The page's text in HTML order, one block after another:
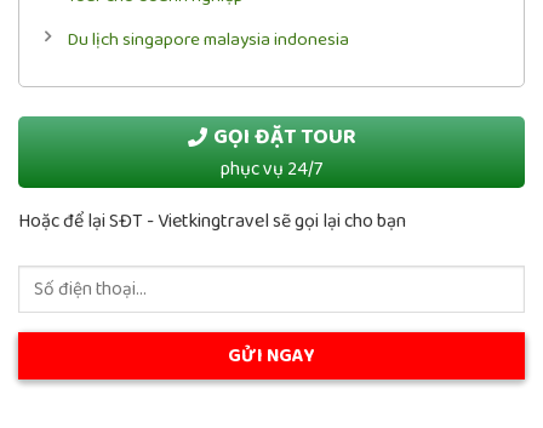
Du lịch singapore malaysia indonesia
GỌI ĐẶT TOUR
phục vụ 24/7
Hoặc để lại SĐT - Vietkingtravel sẽ gọi lại cho bạn